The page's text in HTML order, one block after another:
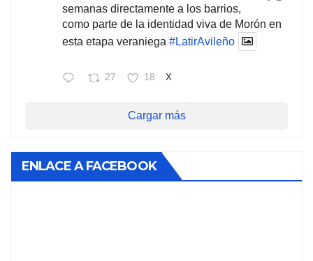
semanas directamente a los barrios,
como parte de la identidad viva de Morón en
esta etapa veraniega #LatirAvileño
27 18 X
Cargar más
ENLACE A FACEBOOK